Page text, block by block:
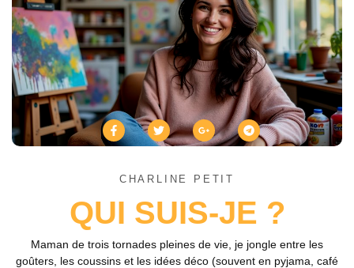
CHARLINE PETIT
QUI SUIS-JE ?
Maman de trois tornades pleines de vie, je jongle entre les
goûters, les coussins et les idées déco (souvent en pyjama, café